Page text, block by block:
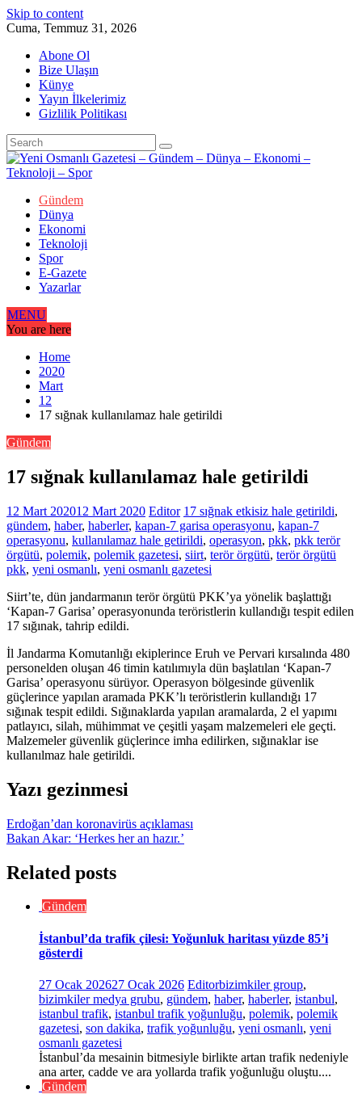
Skip to content
Cuma, Temmuz 31, 2026
Abone Ol
Bize Ulaşın
Künye
Yayın İlkelerimiz
Gizlilik Politikası
Gündem
Dünya
Ekonomi
Teknoloji
Spor
E-Gazete
Yazarlar
MENU
You are here
Home
2020
Mart
12
17 sığnak kullanılamaz hale getirildi
Gündem
17 sığnak kullanılamaz hale getirildi
12 Mart 202012 Mart 2020 Editor 17 sığnak etkisiz hale getirildi,
gündem, haber, haberler, kapan-7 garisa operasyonu, kapan-7
operasyonu, kullanılamaz hale getirildi, operasyon, pkk, pkk terör
örgütü, polemik, polemik gazetesi, siirt, terör örgütü, terör örgütü
pkk, yeni osmanlı, yeni osmanlı gazetesi
Siirt’te, dün jandarmanın terör örgütü PKK’ya yönelik başlattığı
‘Kapan-7 Garisa’ operasyonunda teröristlerin kullandığı tespit edilen
17 sığınak, tahrip edildi.
İl Jandarma Komutanlığı ekiplerince Eruh ve Pervari kırsalında 480
personelden oluşan 46 timin katılımıyla dün başlatılan ‘Kapan-7
Garisa’ operasyonu sürüyor. Operasyon bölgesinde güvenlik
güçlerince yapılan aramada PKK’lı teröristlerin kullandığı 17
sığınak tespit edildi. Sığınaklarda yapılan aramalarda, 2 el yapımı
patlayıcı, silah, mühimmat ve çeşitli yaşam malzemeleri ele geçti.
Malzemeler güvenlik güçlerince imha edilirken, sığınaklar ise
kullanılmaz hale getirildi.
Yazı gezinmesi
Erdoğan’dan koronavirüs açıklaması
Bakan Akar: ‘Herkes her an hazır.’
Related posts
Gündem
İstanbul’da trafik çilesi: Yoğunluk haritası yüzde 85’i
gösterdi
27 Ocak 202627 Ocak 2026 Editorbizimkiler group,
bizimkiler medya grubu, gündem, haber, haberler, istanbul,
istanbul trafik, istanbul trafik yoğunluğu, polemik, polemik
gazetesi, son dakika, trafik yoğunluğu, yeni osmanlı, yeni
osmanlı gazetesi
İstanbul’da mesainin bitmesiyle birlikte artan trafik nedeniyle
ana arter, cadde ve ara yollarda trafik yoğunluğu oluştu....
Gündem